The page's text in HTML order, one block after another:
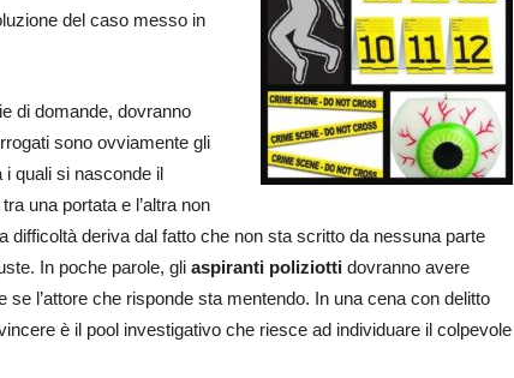
del caso messo in
di domande, dovranno
sono ovviamente gli
quali si nasconde il
una portata e l’altra non
difficoltà deriva dal fatto che non sta scritto da nessuna parte
In poche parole, gli aspiranti poliziotti dovranno avere
se l’attore che risponde sta mentendo. In una cena con delitto
è il pool investigativo che riesce ad individuare il colpevole